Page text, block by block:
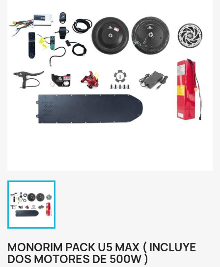
MONORIM PACK U5 MAX ( INCLUYE
DOS MOTORES DE 500W )